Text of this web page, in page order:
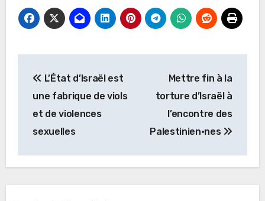
de
l’article
L’État d’Israël est
une fabrique de viols
et de violences
sexuelles
Mettre fin à la
torture d’Israël à
l’encontre des
Palestinien·nes